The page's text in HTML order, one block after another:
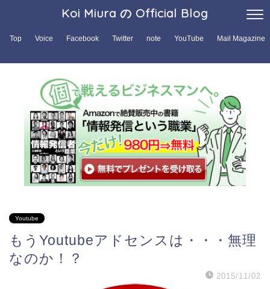
Koi Miura の Official Blog
Top Voice Facebook Twitter note YouTube Mail Magazine
Youtube
もうYoutubeアドセンスは・・・無理
なのか！？
2015/11/02